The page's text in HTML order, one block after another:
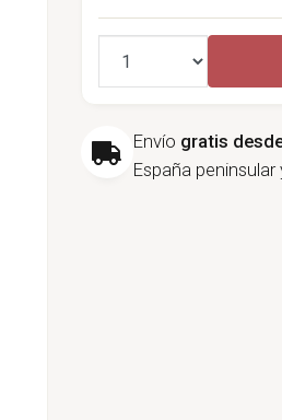
Cantidad
Envío gratis
España peninsular